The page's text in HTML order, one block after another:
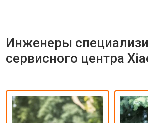
Инженеры
сервисного центра